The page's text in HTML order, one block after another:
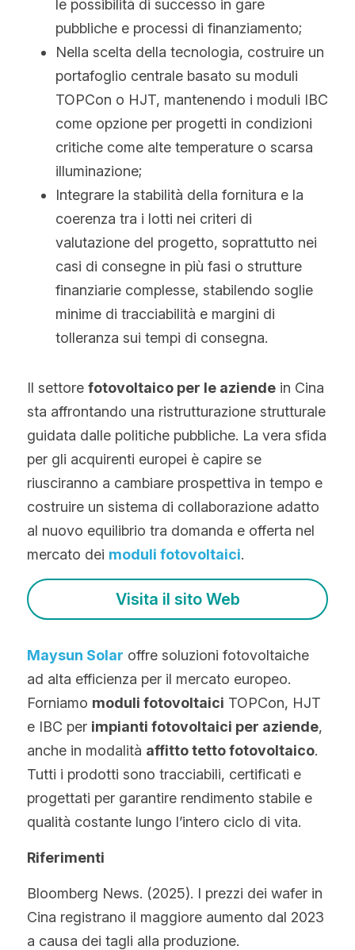
le possibilità di successo in gare
pubbliche e processi di finanziamento;
Nella scelta della tecnologia, costruire un
portafoglio centrale basato su moduli
TOPCon o HJT, mantenendo i moduli IBC
come opzione per progetti in condizioni
critiche come alte temperature o scarsa
illuminazione;
Integrare la stabilità della fornitura e la
coerenza tra i lotti nei criteri di
valutazione del progetto, soprattutto nei
casi di consegne in più fasi o strutture
finanziarie complesse, stabilendo soglie
minime di tracciabilità e margini di
tolleranza sui tempi di consegna.
Il settore fotovoltaico per le aziende in Cina
sta affrontando una ristrutturazione strutturale
guidata dalle politiche pubbliche. La vera sfida
per gli acquirenti europei è capire se
riusciranno a cambiare prospettiva in tempo e
costruire un sistema di collaborazione adatto
al nuovo equilibrio tra domanda e offerta nel
mercato dei moduli fotovoltaici.
Visita il sito Web
Maysun Solar offre soluzioni fotovoltaiche
ad alta efficienza per il mercato europeo.
Forniamo moduli fotovoltaici TOPCon, HJT
e IBC per impianti fotovoltaici per aziende,
anche in modalità affitto tetto fotovoltaico.
Tutti i prodotti sono tracciabili, certificati e
progettati per garantire rendimento stabile e
qualità costante lungo l’intero ciclo di vita.
Riferimenti
Bloomberg News. (2025). I prezzi dei wafer in
Cina registrano il maggiore aumento dal 2023
a causa dei tagli alla produzione.